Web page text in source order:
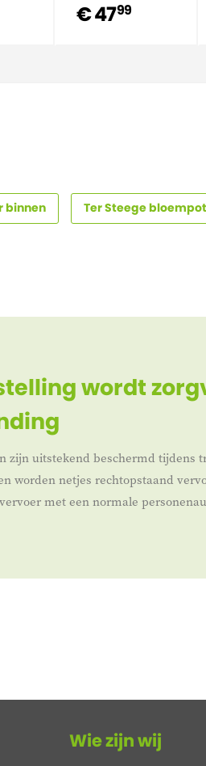
€ 4799
binnen Ter Steege
wordt
zijn uitstekend beschermd tijdens
worden netjes rechtopstaand
met een normale
Wie zijn wij